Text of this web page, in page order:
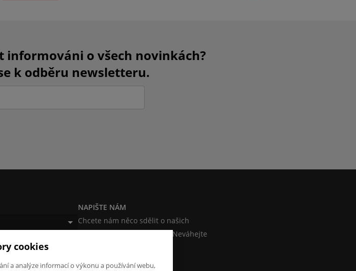
informováni o všech novinkách?
k odběru newsletteru.
NAPIŠTE NÁM
Chcete nám něco sdělit o našich
produktech nebo e-shopu? Neváhejte
Chci napsat zprávu
cookies
a analýze informací o výkonu a používání webu,